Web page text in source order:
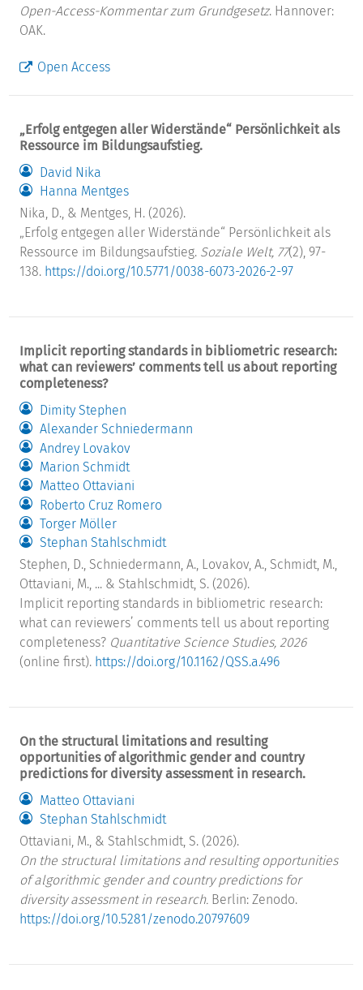
Open-Access-Kommentar zum Grundgesetz. Hannover:
OAK.
Open Access
„Erfolg entgegen aller Widerstände“ Persönlichkeit als
Ressource im Bildungsaufstieg.
David Nika
Hanna Mentges
Nika, D., & Mentges, H. (2026).
„Erfolg entgegen aller Widerstände“ Persönlichkeit als
Ressource im Bildungsaufstieg. Soziale Welt, 77(2), 97-
138. https://doi.org/10.5771/0038-6073-2026-2-97
Implicit reporting standards in bibliometric research:
what can reviewers’ comments tell us about reporting
completeness?
Dimity Stephen
Alexander Schniedermann
Andrey Lovakov
Marion Schmidt
Matteo Ottaviani
Roberto Cruz Romero
Torger Möller
Stephan Stahlschmidt
Stephen, D., Schniedermann, A., Lovakov, A., Schmidt, M.,
Ottaviani, M., ... & Stahlschmidt, S. (2026).
Implicit reporting standards in bibliometric research:
what can reviewers’ comments tell us about reporting
completeness? Quantitative Science Studies, 2026
(online first). https://doi.org/10.1162/QSS.a.496
On the structural limitations and resulting
opportunities of algorithmic gender and country
predictions for diversity assessment in research.
Matteo Ottaviani
Stephan Stahlschmidt
Ottaviani, M., & Stahlschmidt, S. (2026).
On the structural limitations and resulting opportunities
of algorithmic gender and country predictions for
diversity assessment in research. Berlin: Zenodo.
https://doi.org/10.5281/zenodo.20797609